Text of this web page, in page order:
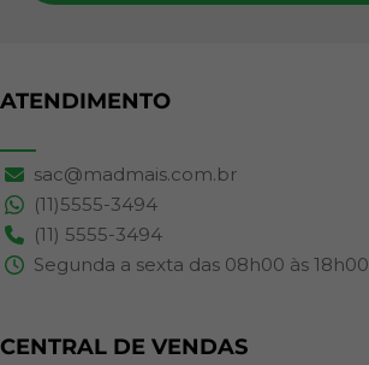
ATENDIMENTO
sac@madmais.com.br
(11)5555-3494
(11) 5555-3494
Segunda a sexta das 08h00 às 18h00
CENTRAL DE VENDAS